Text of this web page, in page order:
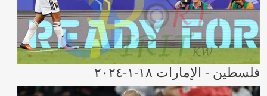
فلسطين - الإمارات ١٨-١-٢٠٢٤